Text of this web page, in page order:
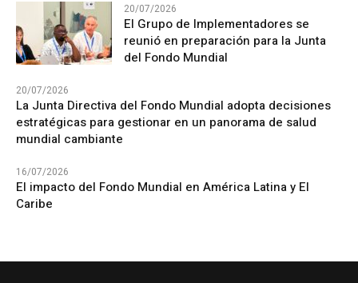
20/07/2026
El Grupo de Implementadores se
reunió en preparación para la Junta
del Fondo Mundial
20/07/2026
La Junta Directiva del Fondo Mundial adopta decisiones
estratégicas para gestionar en un panorama de salud
mundial cambiante
16/07/2026
El impacto del Fondo Mundial en América Latina y El
Caribe